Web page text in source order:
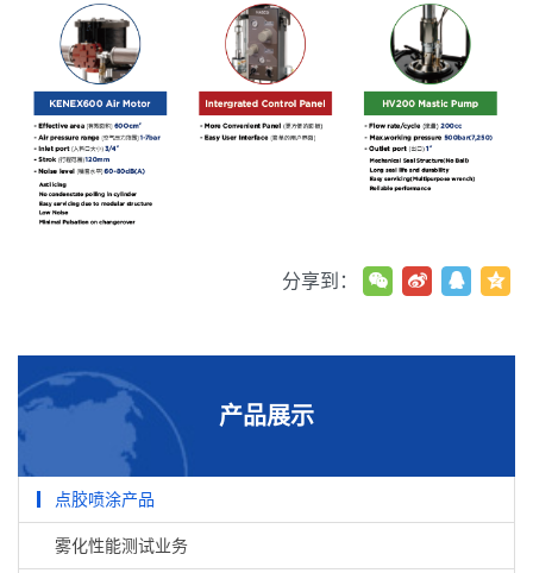
产品展示
点胶喷涂产品
雾化性能测试业务
分享到：